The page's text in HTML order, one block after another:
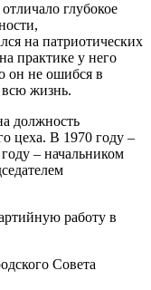
глубокое
на патриотических
практике у него
он не ошибся в
всю жизнь.
должность
цеха. В 1970 году –
– начальником
работу в
Совета